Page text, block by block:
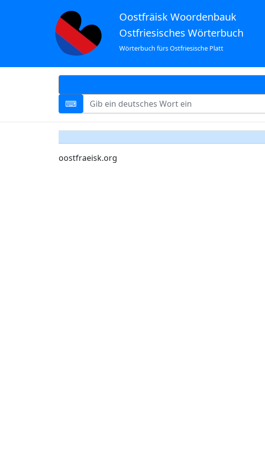
Oostfräisk Woordenbauk
Ostfriesisches Wörterbuch
Wörterbuch fürs Ostfriesische Platt
oostfraeisk.org